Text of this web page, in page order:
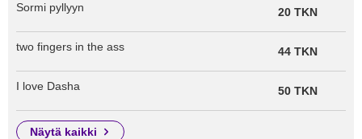
Sormi pyllyyn 20 TKN
two fingers in the ass 44 TKN
I love Dasha 50 TKN
näytä kaikki